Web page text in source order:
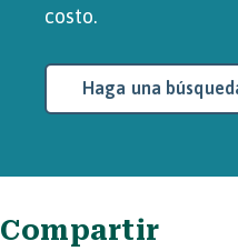
costo.
Haga una
Compartir